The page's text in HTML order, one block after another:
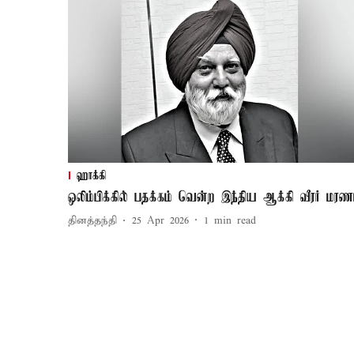
ஹாக்கி
ஒலிம்பிக்கில் பதக்கம் வென்ற இந்திய ஆக்கி வீரர்
தினத்தந்தி 25 Apr 2026 1 min read